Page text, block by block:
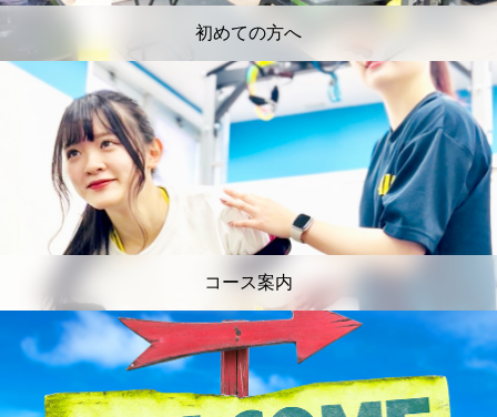
初めての方へ
コース案内